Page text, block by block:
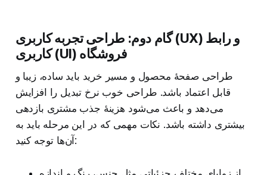
گام دوم: طراحی تجربه کاربری (UX) و رابط
طراحی صفحهٔ محصول و مسیر خرید باید ساده، زیبا و
قابل اعتماد باشد. طراحی خوب نرخ تبدیل را افزایش
می‌دهد و باعث می‌شود هزینهٔ جذب مشتری بازدهی
بیشتری داشته باشد. نکات مهمی که در این مرحله باید به
آن‌ها توجه کنید: